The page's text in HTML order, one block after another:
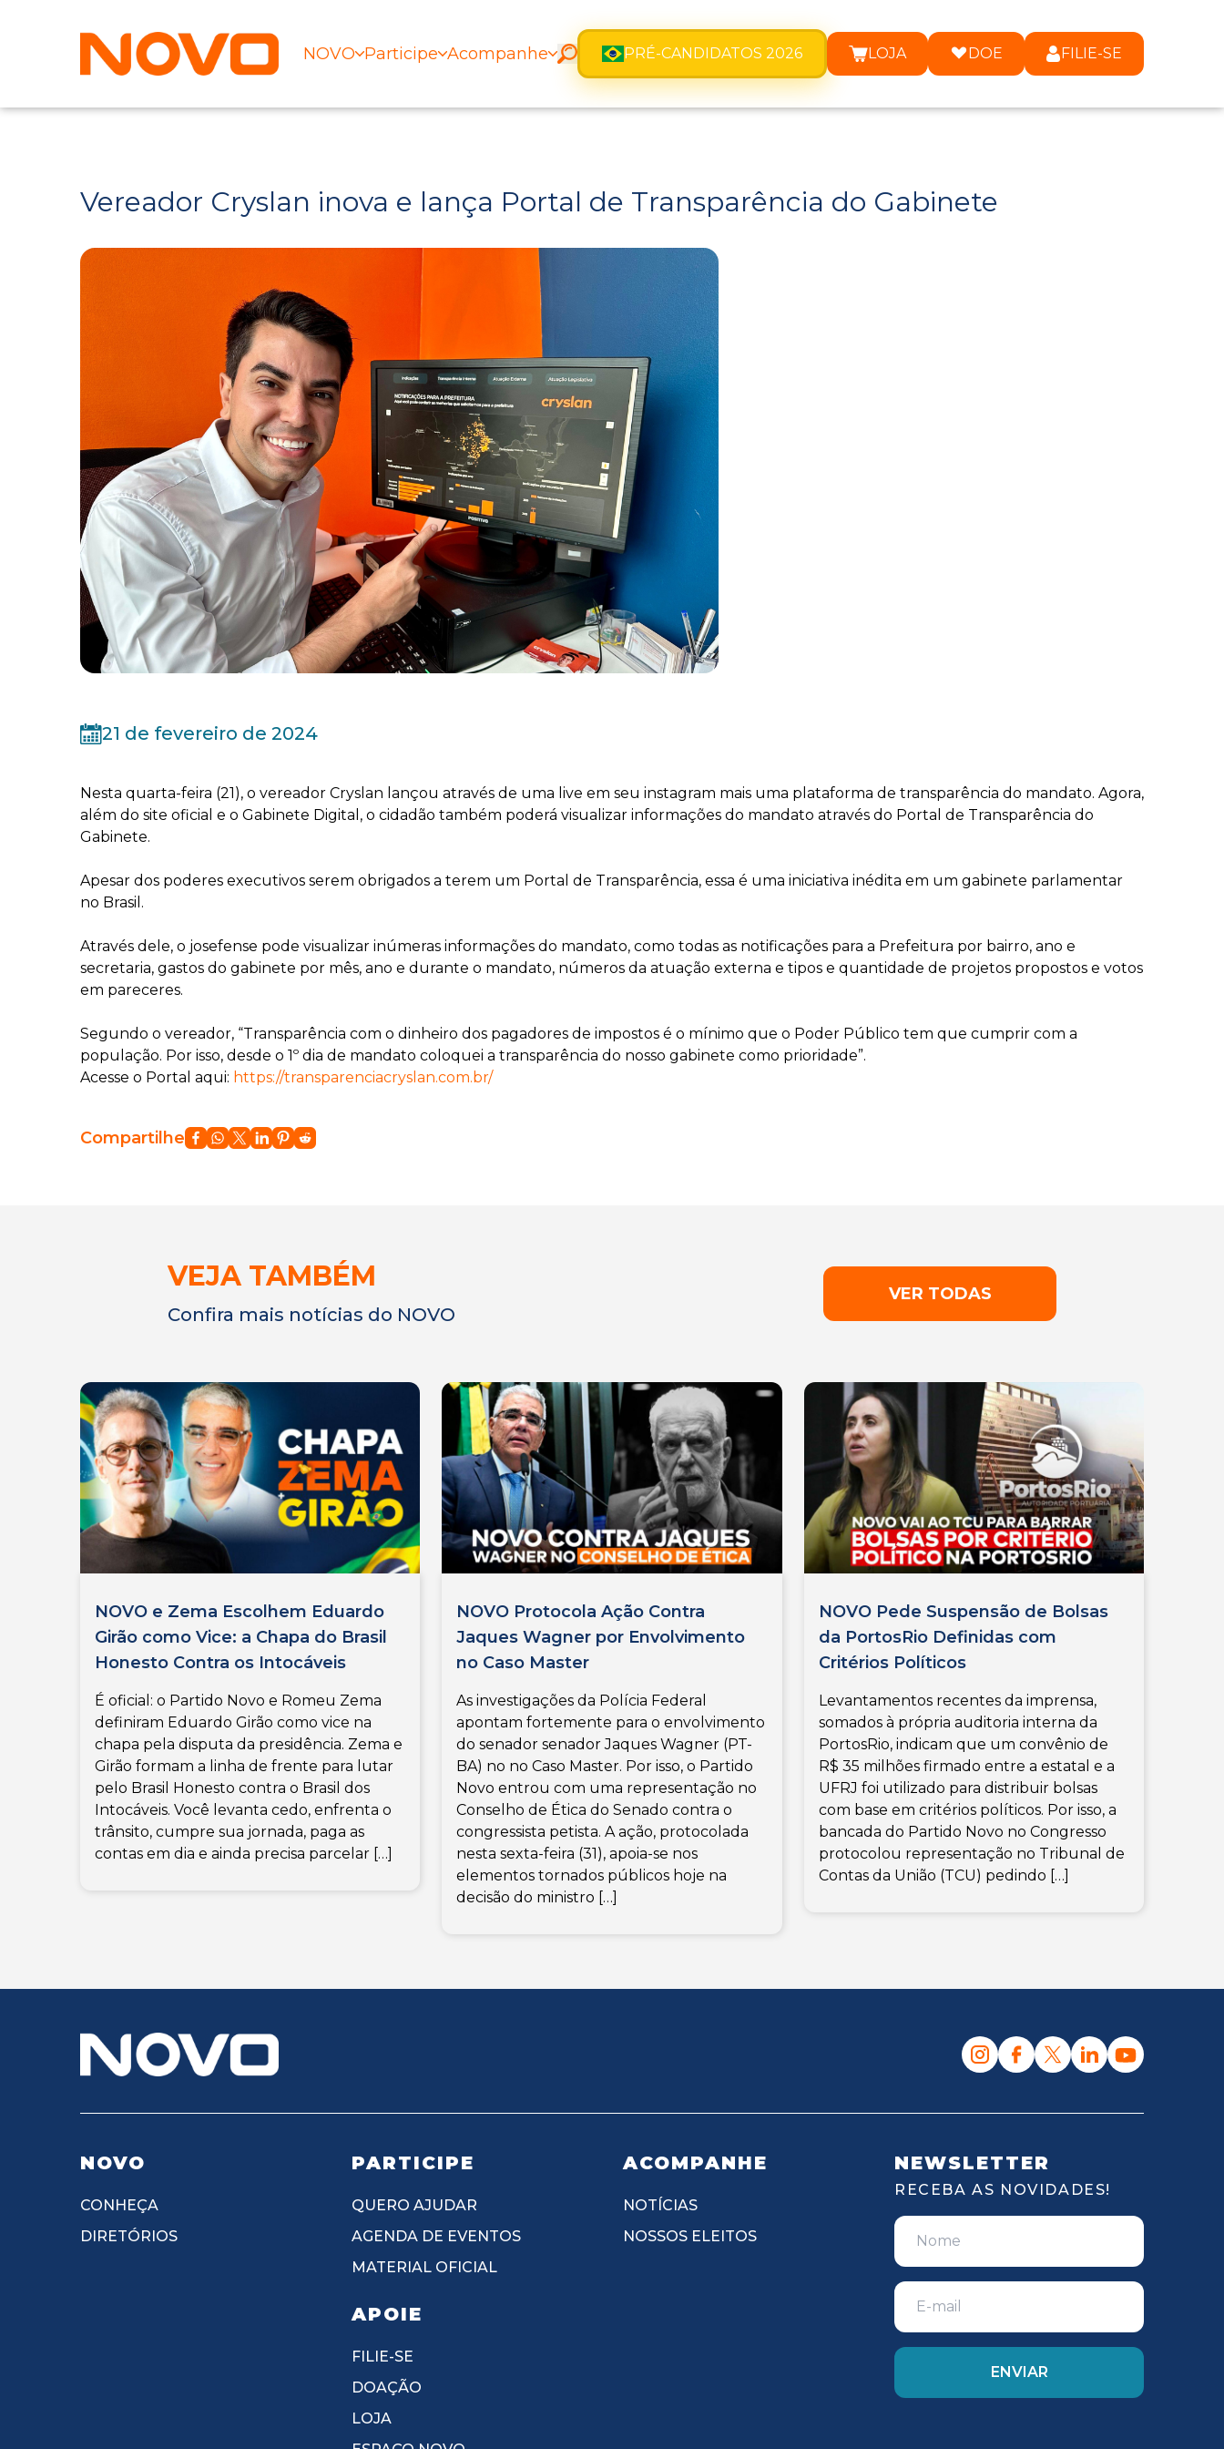
NOVO Participe Acompanhe PRÉ-CANDIDATOS 2026 LOJA DOE FILIE-SE
Vereador Cryslan inova e lança Portal de Transparência do Gabinete
21 de fevereiro de 2024
Nesta quarta-feira (21), o vereador Cryslan lançou através de uma live em seu instagram mais uma plataforma de transparência do mandato. Agora,
além do site oficial e o Gabinete Digital, o cidadão também poderá visualizar informações do mandato através do Portal de Transparência do
Gabinete.
Apesar dos poderes executivos serem obrigados a terem um Portal de Transparência, essa é uma iniciativa inédita em um gabinete parlamentar
no Brasil.
Através dele, o josefense pode visualizar inúmeras informações do mandato, como todas as notificações para a Prefeitura por bairro, ano e
secretaria, gastos do gabinete por mês, ano e durante o mandato, números da atuação externa e tipos e quantidade de projetos propostos e votos
em pareceres.
Segundo o vereador, “Transparência com o dinheiro dos pagadores de impostos é o mínimo que o Poder Público tem que cumprir com a
população. Por isso, desde o 1º dia de mandato coloquei a transparência do nosso gabinete como prioridade”.
Acesse o Portal aqui: https://transparenciacryslan.com.br/
Compartilhe
VEJA TAMBÉM
Confira mais notícias do NOVO
VER TODAS
NOVO e Zema Escolhem Eduardo
Girão como Vice: a Chapa do Brasil
Honesto Contra os Intocáveis
É oficial: o Partido Novo e Romeu Zema
definiram Eduardo Girão como vice na
chapa pela disputa da presidência. Zema e
Girão formam a linha de frente para lutar
pelo Brasil Honesto contra o Brasil dos
Intocáveis. Você levanta cedo, enfrenta o
trânsito, cumpre sua jornada, paga as
contas em dia e ainda precisa parcelar […]
NOVO Protocola Ação Contra
Jaques Wagner por Envolvimento
no Caso Master
As investigações da Polícia Federal
apontam fortemente para o envolvimento
do senador senador Jaques Wagner (PT-
BA) no no Caso Master. Por isso, o Partido
Novo entrou com uma representação no
Conselho de Ética do Senado contra o
congressista petista. A ação, protocolada
nesta sexta-feira (31), apoia-se nos
elementos tornados públicos hoje na
decisão do ministro […]
NOVO Pede Suspensão de Bolsas
da PortosRio Definidas com
Critérios Políticos
Levantamentos recentes da imprensa,
somados à própria auditoria interna da
PortosRio, indicam que um convênio de
R$ 35 milhões firmado entre a estatal e a
UFRJ foi utilizado para distribuir bolsas
com base em critérios políticos. Por isso, a
bancada do Partido Novo no Congresso
protocolou representação no Tribunal de
Contas da União (TCU) pedindo […]
NOVO
CONHEÇA
DIRETÓRIOS
PARTICIPE
QUERO AJUDAR
AGENDA DE EVENTOS
MATERIAL OFICIAL
APOIE
FILIE-SE
DOAÇÃO
LOJA
ACOMPANHE
NOTÍCIAS
NOSSOS ELEITOS
NEWSLETTER
RECEBA AS NOVIDADES!